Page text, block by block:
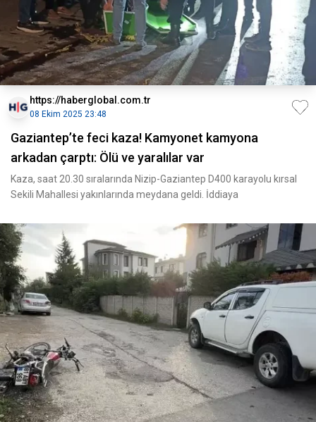
https://haberglobal.com.tr
08 Ekim 2025 23:48
Gaziantep’te feci kaza! Kamyonet kamyona
arkadan çarptı: Ölü ve yaralılar var
Kaza, saat 20.30 sıralarında Nizip-Gaziantep D400 karayolu kırsal
Sekili Mahallesi yakınlarında meydana geldi. İddiaya